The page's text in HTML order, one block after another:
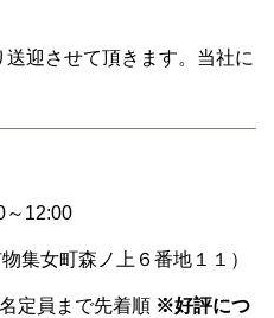
迎させて頂きます。当社に
12:00
集女町森ノ上６番地１１）
定員まで先着順 ※好評につ